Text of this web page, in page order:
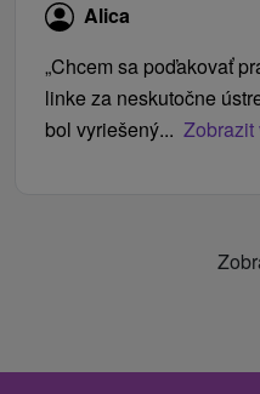
Alica
„Chcem sa poďakovať
linke za neskutočne
bol vyriešený... Zobrazit